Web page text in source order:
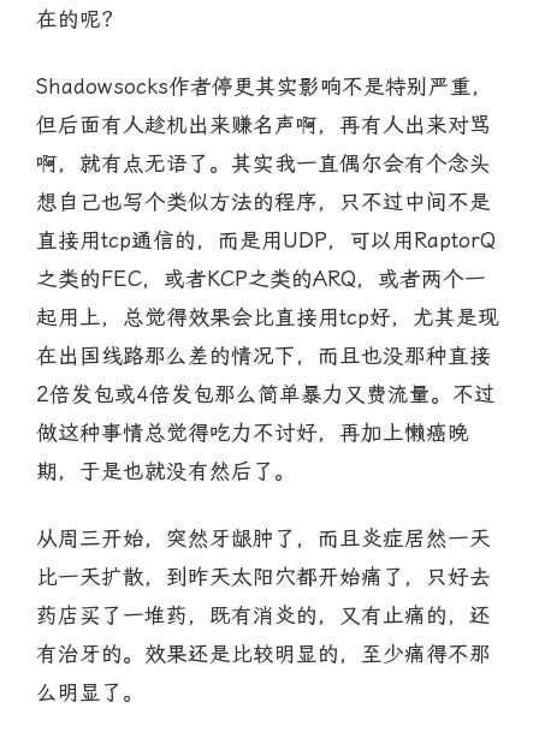
在的呢？
Shadowsocks作者停更其实影响不是特别严重，
但后面有人趁机出来赚名声啊，再有人出来对骂
啊，就有点无语了。其实我一直偶尔会有个念头
想自己也写个类似方法的程序，只不过中间不是
直接用tcp通信的，而是用UDP，可以用RaptorQ
之类的FEC，或者KCP之类的ARQ，或者两个一
起用上，总觉得效果会比直接用tcp好，尤其是现
在出国线路那么差的情况下，而且也没那种直接
2倍发包或4倍发包那么简单暴力又费流量。不过
做这种事情总觉得吃力不讨好，再加上懒癌晚
期，于是也就没有然后了。
从周三开始，突然牙龈肿了，而且炎症居然一天
比一天扩散，到昨天太阳穴都开始痛了，只好去
药店买了一堆药，既有消炎的，又有止痛的，还
有治牙的。效果还是比较明显的，至少痛得不那
么明显了。